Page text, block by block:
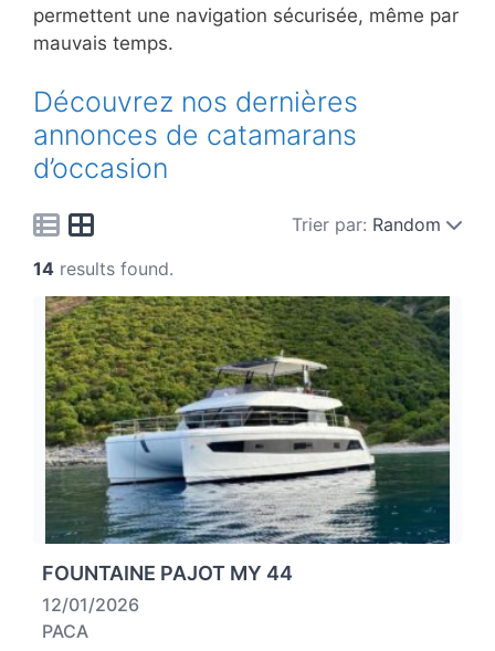
permettent une navigation sécurisée, même par
mauvais temps.
Découvrez nos dernières
annonces de catamarans
d’occasion
Trier par: Random
14 results found.
FOUNTAINE PAJOT MY 44
12/01/2026
PACA